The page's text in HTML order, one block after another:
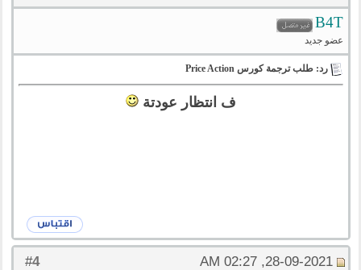
B4T
عضو جديد
رد: طلب ترجمة كورس Price Action
ف انتظار عودتة
#
4 28-09-2021, 02:27 AM